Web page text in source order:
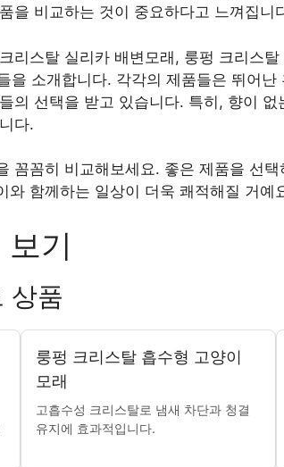
을 비교하는 것이 중요하다고 느껴집니
리스탈 실리카 배변모래, 룽펑 크리스
을 소개합니다. 각각의 제품들은 뛰어
의 선택을 받고 있습니다. 특히, 향이
다.
꼼꼼히 비교해보세요. 좋은 제품을 선
와 함께하는 일상이 더욱 쾌적해질 거예
기
상품
룽펑 크리스탈 흡수형 고양이
모래
고흡수성 크리스탈로 냄새 차단과 청결
유지에 효과적입니다.